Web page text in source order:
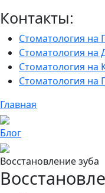
Контакты:
Стоматология на
Стоматология на
Стоматология на
Стоматология на
Главная
Блог
Восстановление зуба